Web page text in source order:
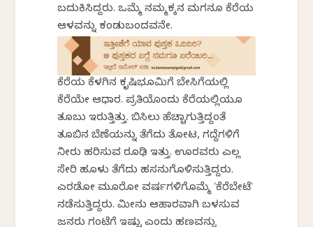
ಬದುಕಿಸಿದ್ದರು. ಒಮ್ಮೆ ನಮ್ಮಕ್ಕನ ಮಗನೂ ಕೆರೆಯ
ಆಳವನ್ನು ಕಂಡುಬಂದವನೇ.
ಕೆರೆಯ ಕೆಳಗಿನ ಕೃಷಿಭೂಮಿಗೆ ಬೇಸಿಗೆಯಲ್ಲಿ
ಕೆರೆಯೇ ಆಧಾರ. ಪ್ರತಿಯೊಂದು ಕೆರೆಯಲ್ಲಿಯೂ
ತೂಬು ಇರುತ್ತಿತ್ತು. ಬಿಸಿಲು ಹೆಚ್ಚಾಗುತ್ತಿದ್ದಂತೆ
ತೂಬಿನ ಬೆಣೆಯನ್ನು ತೆಗೆದು ತೋಟ, ಗದ್ದೆಗಳಿಗೆ
ನೀರು ಹರಿಸುವ ರೂಢಿ ಇತ್ತು. ಊರವರು ಎಲ್ಲ
ಸೇರಿ ಹೂಳು ತೆಗೆದು ಹಸನುಗೊಳಿಸುತ್ತಿದ್ದರು.
ಎರಡೋ ಮೂರೋ ವರ್ಷಗಳಿಗೊಮ್ಮೆ ʻಕೆರೆಬೇಟೆʻ
ನಡೆಸುತ್ತಿದ್ದರು. ಮೀನು ಆಹಾರವಾಗಿ ಬಳಸುವ
ಜನರು ಗಂಟೆಗೆ ಇಷ್ಟು ಎಂದು ಹಣವನ್ನು